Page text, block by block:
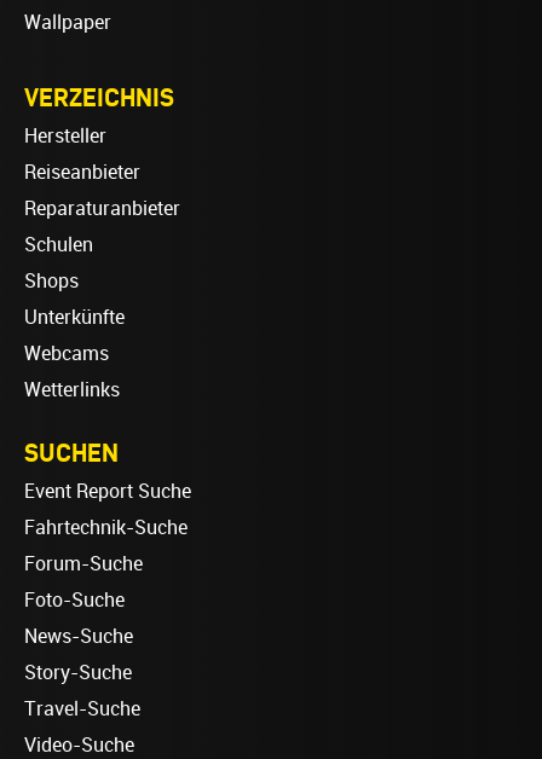
Wallpaper
VERZEICHNIS
Hersteller
Reiseanbieter
Reparaturanbieter
Schulen
Shops
Unterkünfte
Webcams
Wetterlinks
SUCHEN
Event Report Suche
Fahrtechnik-Suche
Forum-Suche
Foto-Suche
News-Suche
Story-Suche
Travel-Suche
Video-Suche